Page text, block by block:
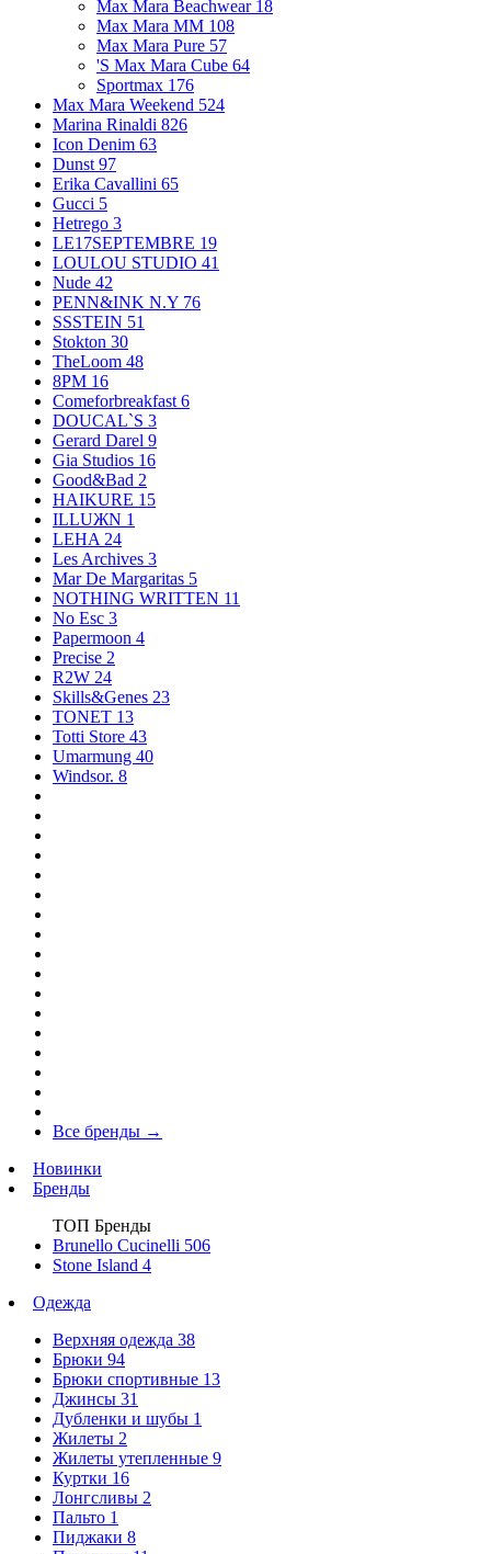
Max Mara Beachwear 18
Max Mara MM 108
Max Mara Pure 57
'S Max Mara Cube 64
Sportmax 176
Max Mara Weekend 524
Marina Rinaldi 826
Icon Denim 63
Dunst 97
Erika Cavallini 65
Gucci 5
Hetrego 3
LE17SEPTEMBRE 19
LOULOU STUDIO 41
Nude 42
PENN&INK N.Y 76
SSSTEIN 51
Stokton 30
TheLoom 48
8PM 16
Comeforbreakfast 6
DOUCAL`S 3
Gerard Darel 9
Gia Studios 16
Good&Bad 2
HAIKURE 15
ILLUЖN 1
LEHA 24
Les Archives 3
Mar De Margaritas 5
NOTHING WRITTEN 11
No Esc 3
Papermoon 4
Precise 2
R2W 24
Skills&Genes 23
TONET 13
Totti Store 43
Umarmung 40
Windsor. 8
Все бренды →
Новинки
Бренды
ТОП Бренды
Brunello Cucinelli 506
Stone Island 4
Одежда
Верхняя одежда 38
Брюки 94
Брюки спортивные 13
Джинсы 31
Дубленки и шубы 1
Жилеты 2
Жилеты утепленные 9
Куртки 16
Лонгсливы 2
Пальто 1
Пиджаки 8